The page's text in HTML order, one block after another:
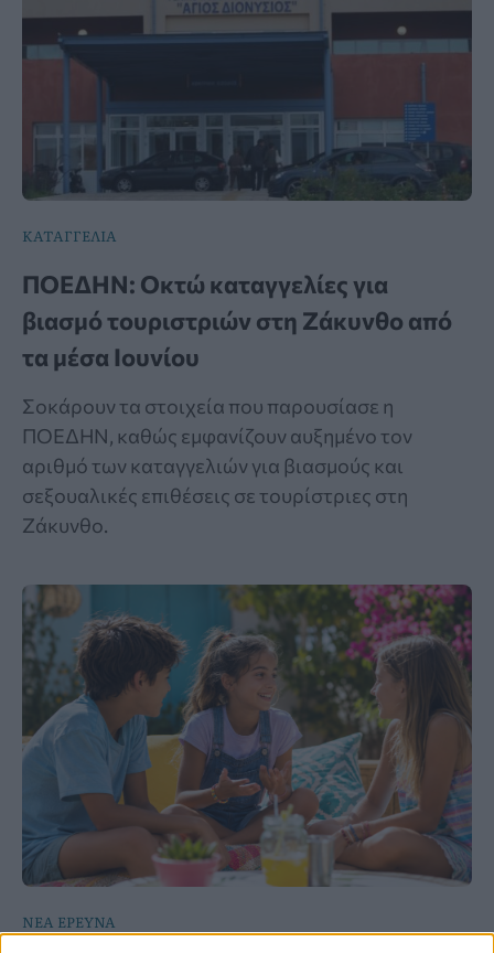
ΚΑΤΑΓΓΕΛΙΑ
ΠΟΕΔΗΝ: Οκτώ καταγγελίες για
βιασμό τουριστριών στη Ζάκυνθο από
τα μέσα Ιουνίου
Σοκάρουν τα στοιχεία που παρουσίασε η
ΠΟΕΔΗΝ, καθώς εμφανίζουν αυξημένο τον
αριθμό των καταγγελιών για βιασμούς και
σεξουαλικές επιθέσεις σε τουρίστριες στη
Ζάκυνθο.
ΝΕΑ ΕΡΕΥΝΑ